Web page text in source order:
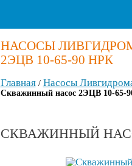
НАСОСЫ
2ЭЦВ 10-65-90 НРК
Главная/ Насосы
Скважинный насос 2ЭЦВ 10-65-
СКВАЖИННЫЙ